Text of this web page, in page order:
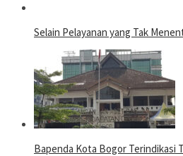
Selain Pelayanan yang Tak
Bapenda Kota Bogor Terindikasi